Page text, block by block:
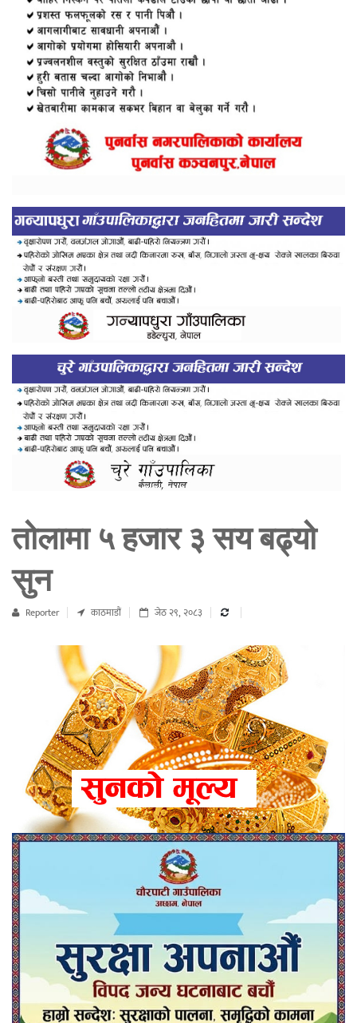
तोलामा ५ हजार ३ सय बढ्यो
सुन
Reporter काठमाडौं जेठ २९, २०८३